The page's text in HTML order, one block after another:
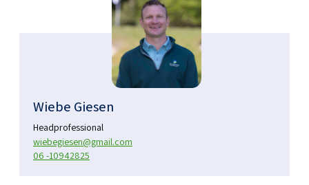
Wiebe Giesen
Headprofessional
wiebegiesen@gmail.com
06 -10942825